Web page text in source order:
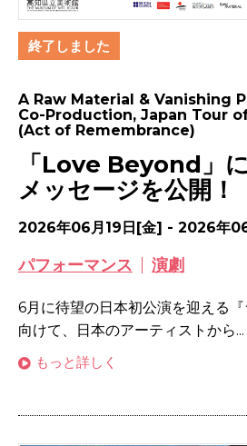
終了しました
A Raw Material & Vanishing
Co-Production, Japan Tour of
(Act of Remembrance)
「Love Beyond」
メッセージを公開！
2026年06月19日[金] - 2026年
パフォーマンス 演劇
6月に待望の日本初公演を迎える
向けて、日本のアーティストから...
もっと詳しく